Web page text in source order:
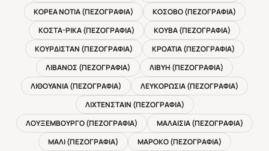
ΚΟΡΕΑ ΝΟΤΙΑ (ΠΕΖΟΓΡΑΦΙΑ)
ΚΟΣΟΒΟ (ΠΕΖΟΓΡΑΦΙΑ)
ΚΟΣΤΑ-ΡΙΚΑ (ΠΕΖΟΓΡΑΦΙΑ)
ΚΟΥΒΑ (ΠΕΖΟΓΡΑΦΙΑ)
ΚΟΥΡΔΙΣΤΑΝ (ΠΕΖΟΓΡΑΦΙΑ)
ΚΡΟΑΤΙΑ (ΠΕΖΟΓΡΑΦΙΑ)
ΛΙΒΑΝΟΣ (ΠΕΖΟΓΡΑΦΙΑ)
ΛΙΒΥΗ (ΠΕΖΟΓΡΑΦΙΑ)
ΛΙΘΟΥΑΝΙΑ (ΠΕΖΟΓΡΑΦΙΑ)
ΛΕΥΚΟΡΩΣΙΑ (ΠΕΖΟΓΡΑΦΙΑ)
ΛΙΧΤΕΝΣΤΑΙΝ (ΠΕΖΟΓΡΑΦΙΑ)
ΛΟΥΞΕΜΒΟΥΡΓΟ (ΠΕΖΟΓΡΑΦΙΑ)
ΜΑΛΑΙΣΙΑ (ΠΕΖΟΓΡΑΦΙΑ)
ΜΑΛΙ (ΠΕΖΟΓΡΑΦΙΑ)
ΜΑΡΟΚΟ (ΠΕΖΟΓΡΑΦΙΑ)